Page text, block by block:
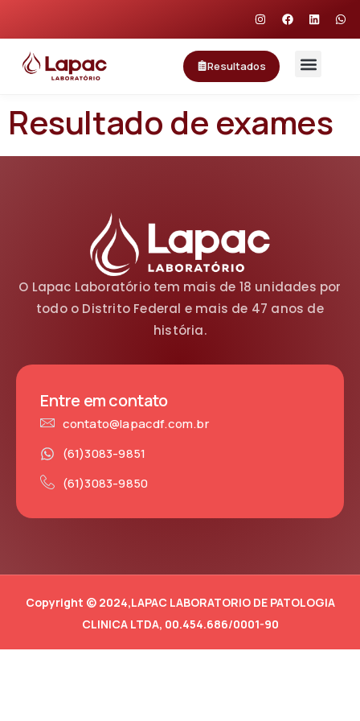
Resultados
Resultado de exames
O Lapac Laboratório tem mais de 18 unidades por
todo o Distrito Federal e mais de 47 anos de
história.
Entre em contato
contato@lapacdf.com.br
(61)3083-9851
(61)3083-9850
Copyright © 2024,LAPAC LABORATORIO DE PATOLOGIA
CLINICA LTDA, 00.454.686/0001-90